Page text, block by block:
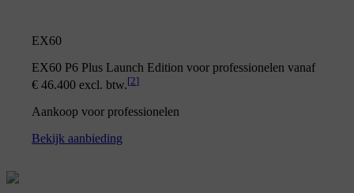
EX60
EX60 P6 Plus Launch Edition voor professionelen vanaf
€ 46.400 excl. btw.[2]
Aankoop voor professionelen
Bekijk aanbieding